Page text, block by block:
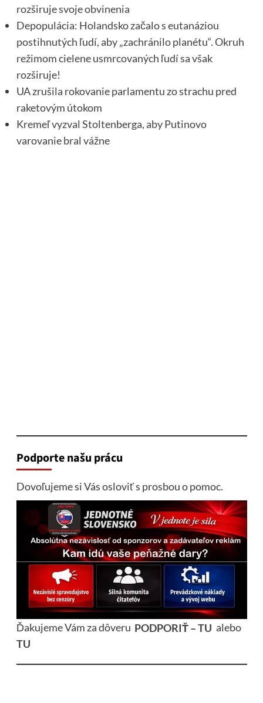
rozširuje svoje obvinenia
Depopulácia: Holandsko začalo s eutanáziou
postihnutých ľudí, aby „zachránilo planétu“. Okruh
režimom cielene usmrcovaných ľudí sa však
rozširuje!
UA zrušila rokovanie parlamentu zo strachu pred
raketovým útokom
Kremeľ vyzval Stoltenberga, aby Putinovo
varovanie bral vážne
Podporte našu prácu
Dovoľujeme si Vás osloviť s prosbou o pomoc.
Ďakujeme Vám za dôveru PODPORIŤ – TU alebo
TU